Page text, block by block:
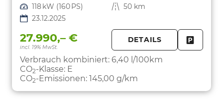
Leistung 118 kW (160 PS) Kilometerstand 50 km
23.12.2025
27.990,– €
incl. 19% MwSt.
DETAILS
Verbrauch kombiniert: 6,40 l/100km
CO2-Klasse: E
CO2-Emissionen: 145,00 g/km